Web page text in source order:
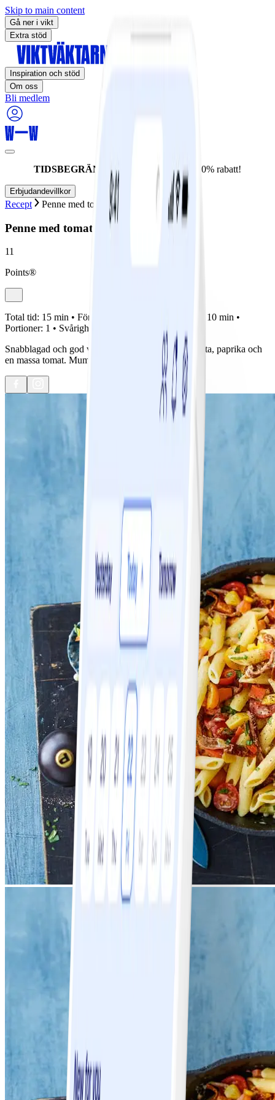
Skip to main content
Gå ner i vikt
Extra stöd
Inspiration och stöd
Om oss
Bli medlem
TIDSBEGRÄNSAT ERBJUDANDE: 60% rabatt!
Erbjudandevillkor
Recept Penne med tomat- och dragonsås
Penne med tomat- och dragonsås
11
Points®
Total tid: 15 min • Förberedelse:
10 min •
Portioner: 1 • Svårighetsgrad:
Snabblagad och god vegetarisk vardagsrätt med pasta, paprika och
en massa tomat. Mumsigt värre!